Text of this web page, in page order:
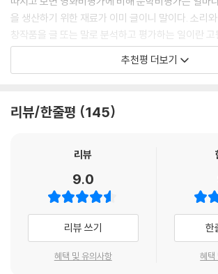
103. 「더 리더: 책 읽어주는 남자」 스티븐 달드리
104. 「번 애프터 리딩」 이선 코언, 조엘 코언
105. 「그랜 토리노」 클린트 이스트우드
106. 「도쿄 소나타」 구로사와 기요시
108. 「다우트」 존 패트릭 셰인리
109. 「벤자민 버튼의 시간은 거꾸로 간다」 데이비드
111. 「24 시티」 지아장커
113. 「이스턴 프라미스」 데이비드 크로넌버그
114. 「더 폴: 오디어스와 환상의 문」 타셈 싱
115. 「로큰롤 인생」 스티븐 워커
116. 「바시르와 왈츠를」 아리 폴만
117. 「렛 미 인」 토마스 알프레드손
이 어떤 사람인지 짐작할 수 있을지도 모른다.
--- pp.348~349, 「아노말리사」 중에서
수많은 영화들이 마음의 궤적과 파장을 스크린에 담
새로 찾아온 감정이 삶의 행로 자체를 바꾸기 위해
간이 세월을 삼키는 모습을 너무나 쉽게 가정하고 그
루카 과다니노의 「아이 엠 러브」는 그 순간의 에너지
화의 숏과 신은 종종 살아 움직이는 생물처럼 느껴진
아하면서 야단스러울 정도로 감각적인 영화를 보면
내 마음을 이해하기 위하여.
--- pp.406~407, 「아이 엠 러브」 중에서
마지막 장면까지 다 보고 나면 당신은 새삼 이 영화
떠올리게 될 것이다. 계절의 변화를 거부할 수는 없
행하게 될 것이다.
각 평론을 2019년부터 1999년까지 영화 개봉 시점
책의 구성은 시간의 흐름 자체를 그대로 녹여내고 있
떨어져 있던 208편의 평론을 한 편의 연대기로 재
화 한 편에 대한 평론과 더불어 시간의 결을 함께 바라
이동진 평론가는 이 책의 서문에서 영화평론가를 “
시작하는 자”(4쪽)이며, 동시에 “영화의 신비를 손
작하다가 아득해지는 자”(4쪽)라고 말한다. 『영화는
제 감정의 근거를 찾아 영화 안팎을 가리지 않고 탐
의 치열한 산물이자, 극장 안에서 비춰진 또렷한 이
에서 아득한 문자로 짚어내고자 끊임없이 부딪쳐온
을 생산하기 위한 재료가 이미 글이니 말이다. 소리
창작품을 글 또는 말로 분석하고 평가하는 일이란
해지기가 어렵다. 그러나 긴 세월 언제나 시류에 휘
소신을 지키고 스스로 정한 높은 기준을 유지해왔기
됐건 이동진과 관객이 만나면 거기는 그냥 이동식 이
영화감독이 되어 좋은 점을 말하자면 이런 게 있다,
되는지 정확하게 안다. 내 영화를 다룬 글을 읽으면
안다. 비판이든 칭찬이든 그런 것과는 상관없이. 그
여러분, 이동진 극장은 믿으셔도 좋습니다.
- 박찬욱 (영화감독)
추천평 더보기
리뷰/한줄평 145
리뷰
9.0
리뷰 쓰기
혜택 및 유의사항
한
혜택